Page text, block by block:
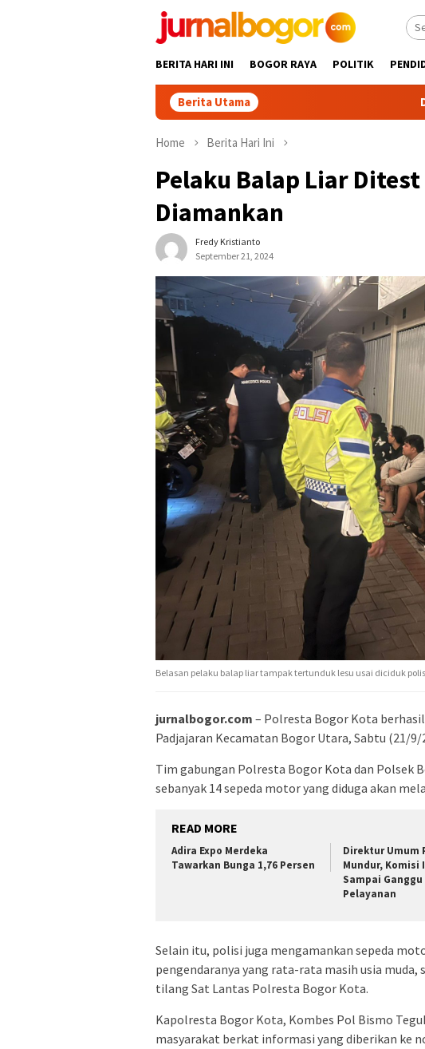
BERITA HARI INI BOGOR RAYA POLITIK
Berita Utama Ditopang
Home Berita Hari Ini
Pelaku Balap Liar
Diamankan
Fredy Kristianto
September 21, 2024
Belasan pelaku balap liar tampak tertunduk lesu usai diciduk
jurnalbogor.com – Polresta Bogor Kota
Padjajaran Kecamatan Bogor Utara, Sabtu (21/9/
Tim gabungan Polresta Bogor Kota dan Polsek
sebanyak 14 sepeda motor yang diduga akan
READ MORE
Adira Expo Merdeka
Tawarkan Bunga 1,76 Persen
Direktur Umum
Mundur, Komisi
Sampai Ganggu
Pelayanan
Selain itu, polisi juga mengamankan sepeda
pengendaranya yang rata-rata masih usia
tilang Sat Lantas Polresta Bogor Kota.
Kapolresta Bogor Kota, Kombes Pol Bismo
masyarakat berkat informasi yang diberikan ke